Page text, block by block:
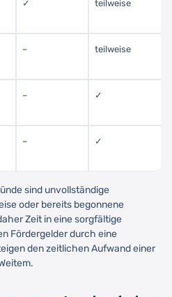
✓ teilweise
– teilweise
– ✓
– ✓
sind unvollständige
oder bereits begonnene
Zeit in eine sorgfältige
Fördergelder durch eine
den zeitlichen Aufwand einer